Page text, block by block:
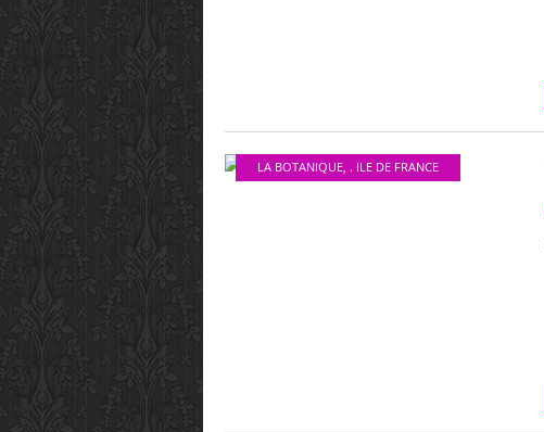
LA BOTANIQUE, . ILE DE FRANCE